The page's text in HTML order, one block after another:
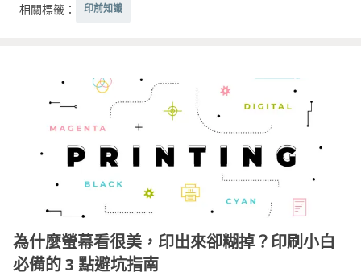
相關標籤： 印前知識
為什麼螢幕看很美，印出來卻糊掉？印刷小白
必備的 3 點避坑指南